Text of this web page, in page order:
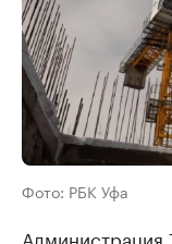
Фото: РБК Уфа
Администрация